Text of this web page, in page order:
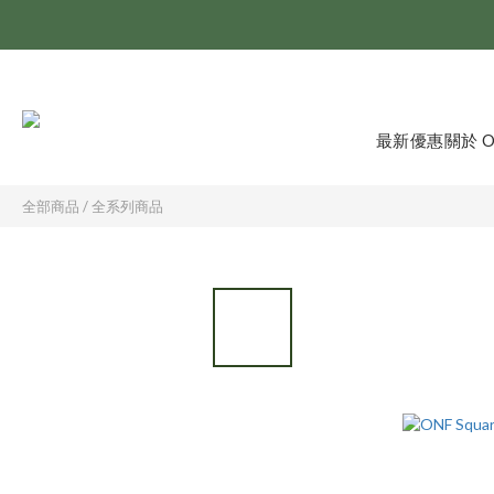
最新優惠關於
全部商品 /全系列商品